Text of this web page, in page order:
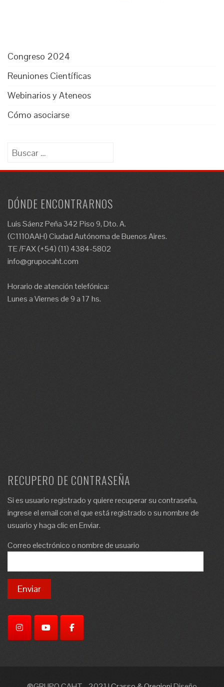
Congreso 2024
Reuniones Científicas
Webinarios y Ateneos
Cómo asociarse
Buscar:
DÓNDE ENCONTRARNOS
Luis Sáenz Peña 342 Piso 9, Dto. A.
(C1110AAH) Ciudad Autónoma de Buenos Aires.
TE /FAX (+54) (11) 4384-5802
info@grupocaht.com
Horario de atención telefónica:
Lunes a Viernes de 9 a 17 hs.
RECUPERO DE CONTRASEÑA
Si es usuario registrado y quiere recuperar su contraseña,
ingrese el email con el que está registrado o su nombre de
usuario y haga clic en Enviar.
Correo electrónico o nombre de usuario